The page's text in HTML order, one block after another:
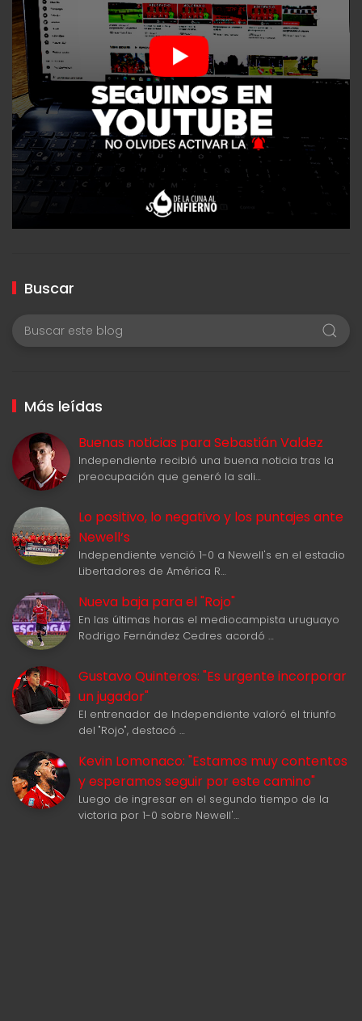
Buscar
Más leídas
Buenas noticias para Sebastián Valdez
Independiente recibió una buena noticia tras la
preocupación que generó la sali…
Lo positivo, lo negativo y los puntajes ante
Newell‘s
Independiente venció 1-0 a Newell's en el estadio
Libertadores de América R…
Nueva baja para el "Rojo"
En las últimas horas el mediocampista uruguayo
Rodrigo Fernández Cedres acordó …
Gustavo Quinteros: "Es urgente incorporar
un jugador"
El entrenador de Independiente valoró el triunfo
del "Rojo", destacó …
Kevin Lomonaco: "Estamos muy contentos
y esperamos seguir por este camino"
Luego de ingresar en el segundo tiempo de la
victoria por 1-0 sobre Newell'…